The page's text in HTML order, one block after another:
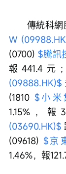
傳統科網
W
(0700) $騰訊
報441.4元
(09888.HK)$
(1810 $小米
1.15%，
(03690.HK)$
(09618) $京
1.46%，報